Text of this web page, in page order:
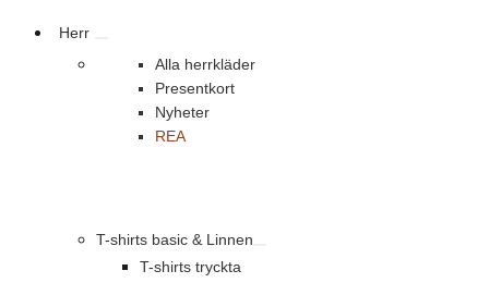
Herr
Alla herrkläder
Presentkort
Nyheter
REA
T-shirts basic & Linnen
T-shirts tryckta